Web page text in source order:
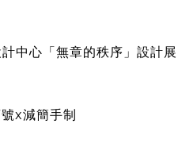
中心「無章的秩序」設計展
x減簡手制